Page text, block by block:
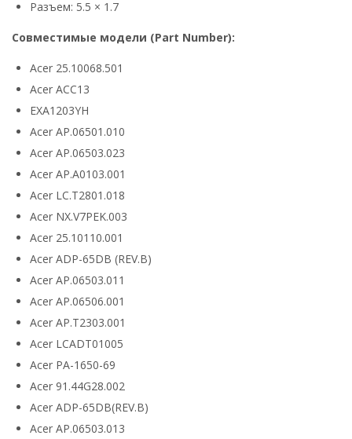
Разъем: 5.5 × 1.7
Совместимые модели (Part Number):
Acer 25.10068.501
Acer ACC13
EXA1203YH
Acer AP.06501.010
Acer AP.06503.023
Acer AP.A0103.001
Acer LC.T2801.018
Acer NX.V7PEK.003
Acer 25.10110.001
Acer ADP-65DB (REV.B)
Acer AP.06503.011
Acer AP.06506.001
Acer AP.T2303.001
Acer LCADT01005
Acer PA-1650-69
Acer 91.44G28.002
Acer ADP-65DB(REV.B)
Acer AP.06503.013